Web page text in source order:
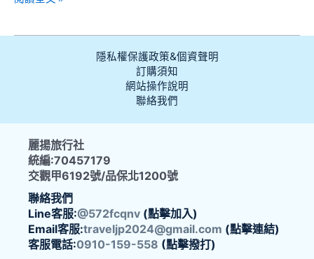
隱私權保護政策&個資聲明
訂購須知
網站操作說明
聯絡我們
麗揚旅行社
統編:70457179
交觀甲6192號/品保北1200號
聯絡我們
Line客服:@572fcqnv (點擊加入)
Email客服:traveljp2024@gmail.com (點擊連結)
客服電話:0910-159-558 (點擊撥打)